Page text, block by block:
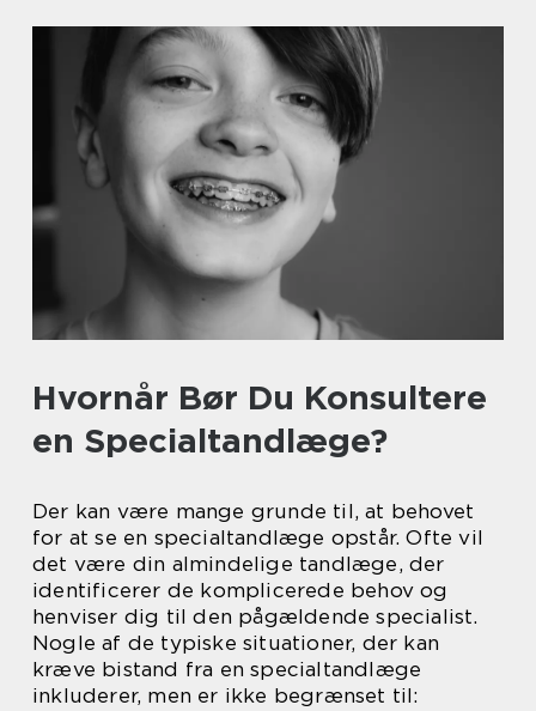
Hvornår Bør Du Konsultere
en Specialtandlæge?
Der kan være mange grunde til, at behovet
for at se en specialtandlæge opstår. Ofte vil
det være din almindelige tandlæge, der
identificerer de komplicerede behov og
henviser dig til den pågældende specialist.
Nogle af de typiske situationer, der kan
kræve bistand fra en specialtandlæge
inkluderer, men er ikke begrænset til: